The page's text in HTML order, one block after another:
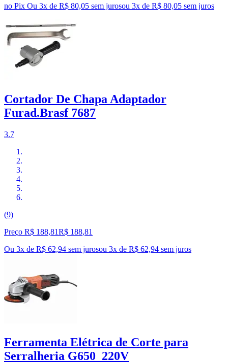
no Pix Ou 3x de R$ 80,05 sem jurosou 3x de R$ 80,05 sem juros
Cortador De Chapa Adaptador
Furad.Brasf 7687
3.7
(9)
Preço R$ 188,81R$ 188,81
Ou 3x de R$ 62,94 sem jurosou 3x de R$ 62,94 sem juros
Ferramenta Elétrica de Corte para
Serralheria G650_220V